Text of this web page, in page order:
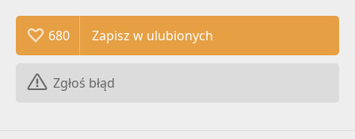
680
Zgłoś błąd